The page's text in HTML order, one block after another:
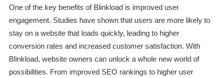
One of the key benefits of Blinkload is improved user
engagement. Studies have shown that users are more likely to
stay on a website that loads quickly, leading to higher
conversion rates and increased customer satisfaction. With
Blinkload, website owners can unlock a whole new world of
possibilities. From improved SEO rankings to higher user